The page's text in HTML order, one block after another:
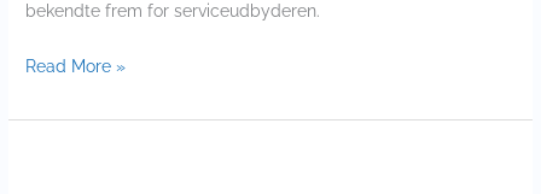
bekendte frem for serviceudbyderen.
Read More »